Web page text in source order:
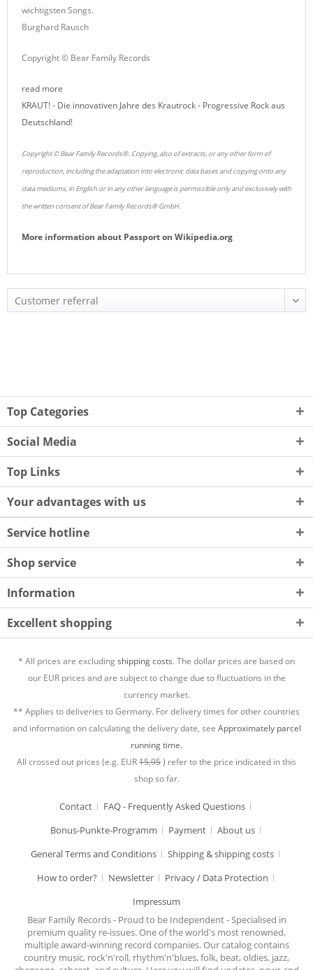
wichtigsten Songs.
Burghard Rausch
Copyright © Bear Family Records
read more
KRAUT! - Die innovativen Jahre des Krautrock - Progressive Rock aus
Deutschland!
Copyright © Bear Family Records®. Copying, also of extracts, or any other form of
reproduction, including the adaptation into electronic data bases and copying onto any
data mediums, in English or in any other language is permissible only and exclusively with
the written consent of Bear Family Records® GmbH.
More information about Passporton Wikipedia.org
Top Categories
Social Media
Top Links
Your advantages with us
Service hotline
Shop service
Information
Excellent shopping
* All prices are excludingshipping costs.The dollar prices are based on
our EUR prices and are subject to change due to fluctuations in the
currency market.
** Applies to deliveries to Germany. For delivery times for other countries
and information on calculating the delivery date, see Approximately parcel
running time.
All crossed out prices (e.g. EUR15,95) refer to the price indicated in this
shop so far.
Contact
FAQ - Frequently Asked Questions
Bonus-Punkte-Programm
Payment
About us
General Terms and Conditions
Shipping & shipping costs
How to order?
Newsletter
Privacy / Data Protection
Impressum
Bear Family Records - Proud to be Independent - Specialised in
premium quality re-issues. One of the world's most renowned,
multiple award-winning record companies. Our catalog contains
country music, rock'n'roll, rhythm'n'blues, folk, beat, oldies, jazz,